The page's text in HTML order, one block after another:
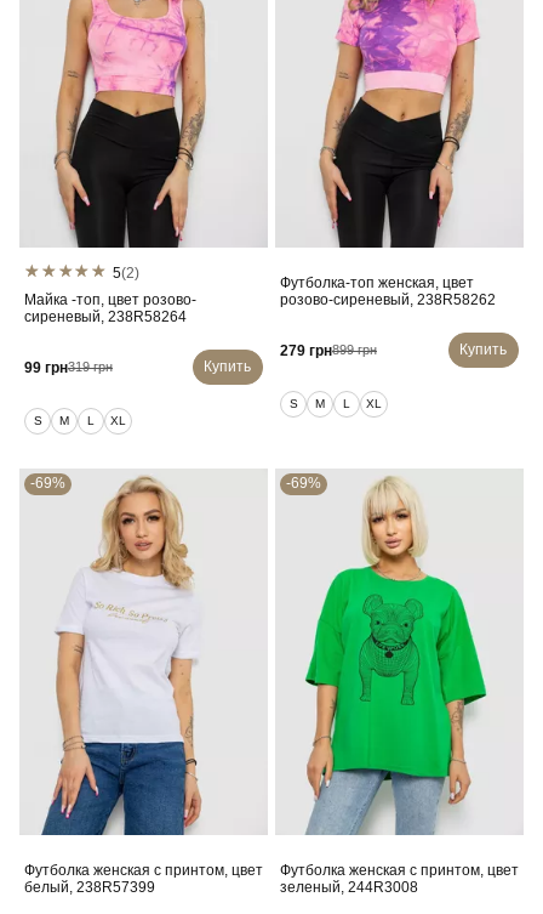
5(2)
Майка -топ, цвет розово-
сиреневый, 238R58264
99 грн319 грн Купить
S M L XL
Футболка-топ женская, цвет
розово-сиреневый, 238R58262
279 грн899 грн Купить
S M L XL
-69%
Футболка женская с принтом, цвет
белый, 238R57399
-69%
Футболка женская с принтом, цвет
зеленый, 244R3008